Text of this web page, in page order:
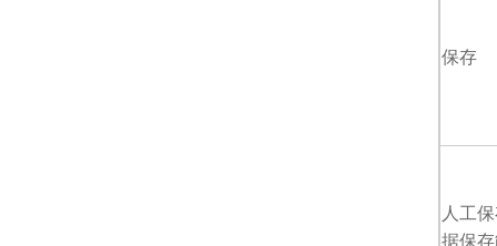
保存
人工
据保